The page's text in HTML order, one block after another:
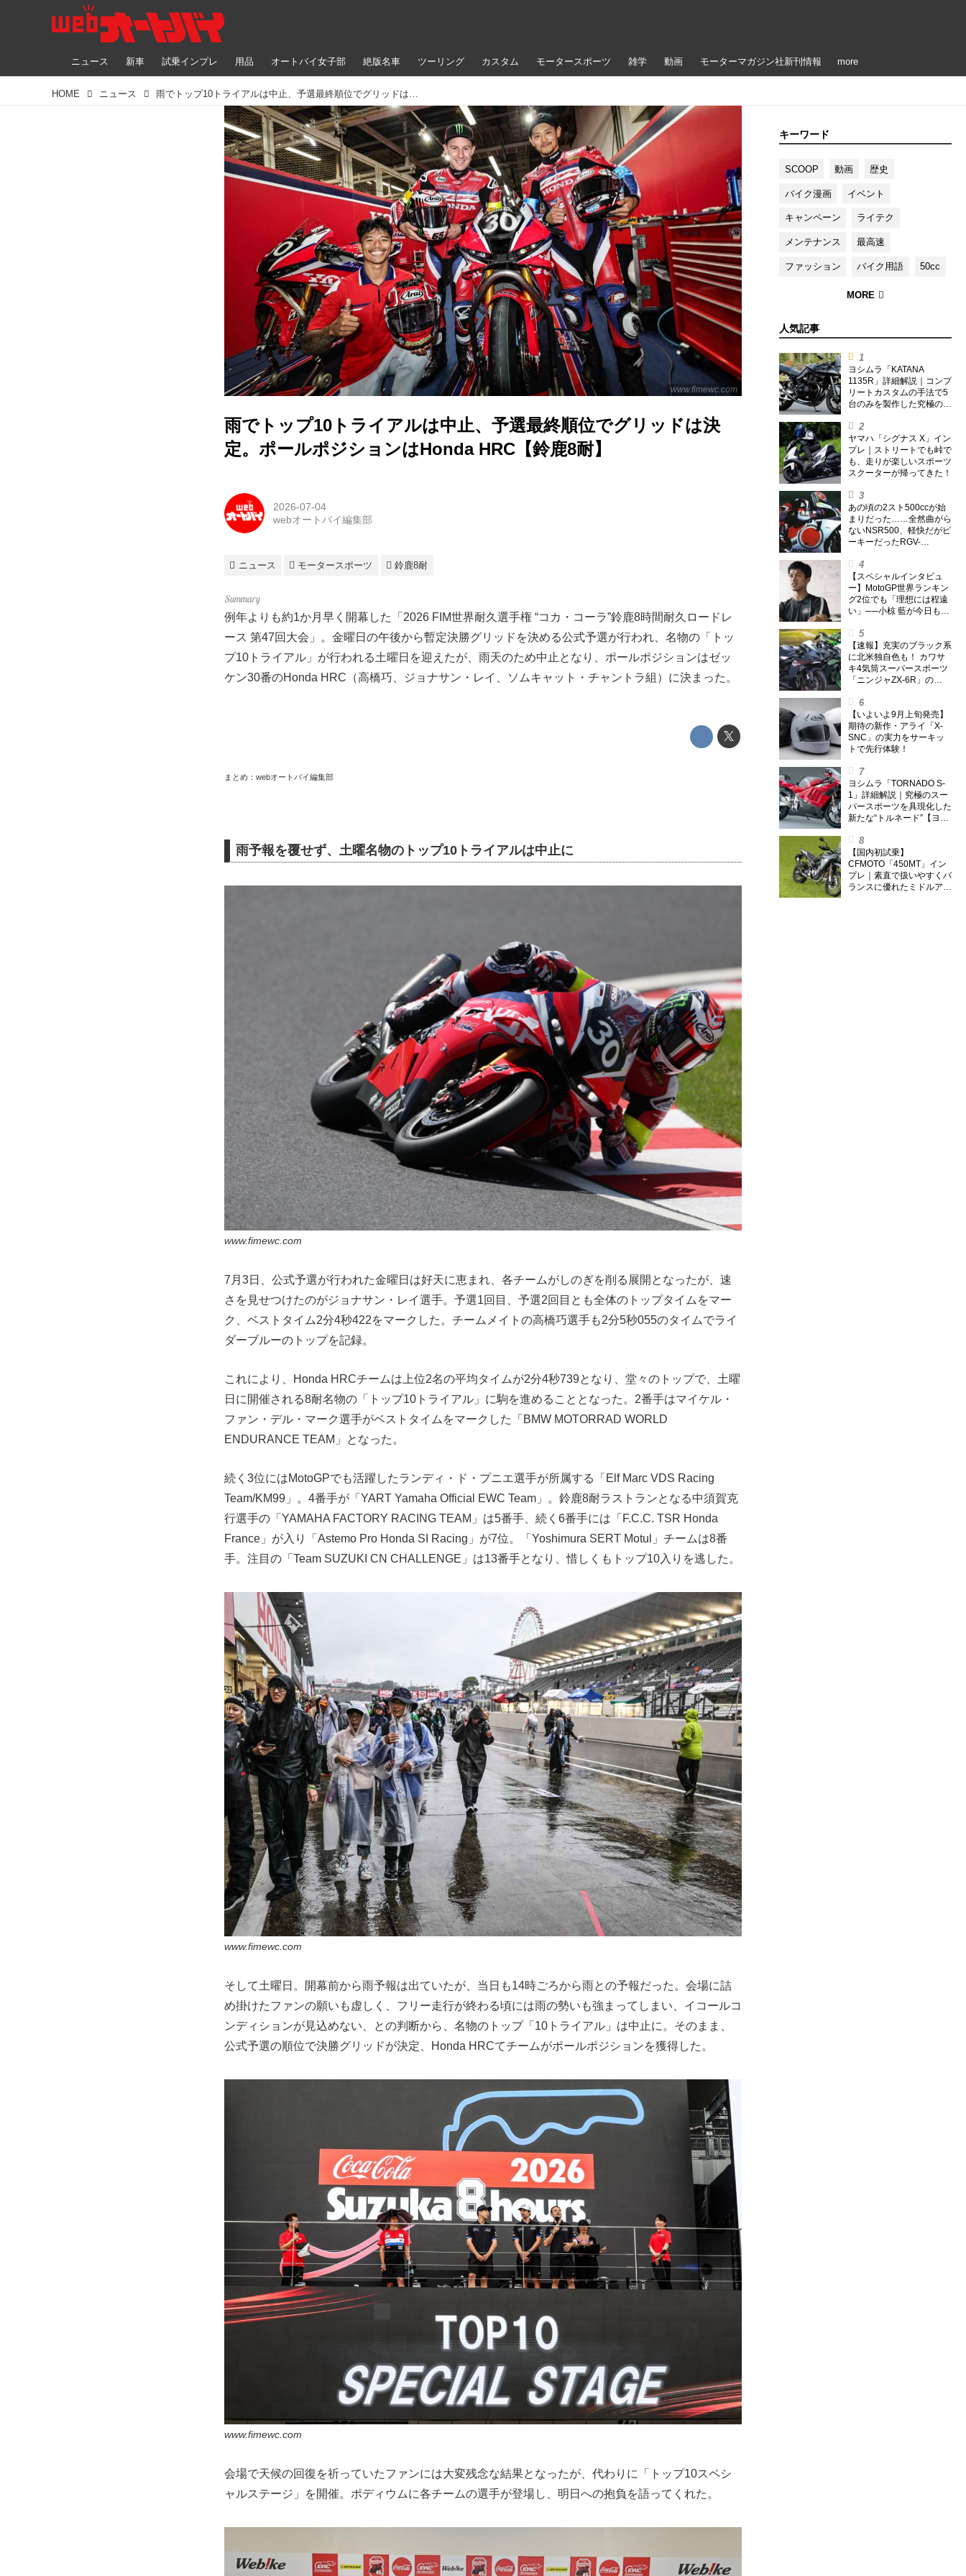
ニュース 新車 試乗インプレ 用品 オートバイ女子部 絶版名車 ツーリング カスタム モータースポーツ 雑学 動画 モーターマガジン社新刊情報 more
HOME ニュース 雨でトップ10トライアルは中止、予選最終順位でグリッドは決定。ポールポジションはHonda HRC【鈴鹿8耐】
www.fimewc.com
雨でトップ10トライアルは中止、予選最終順位でグリッドは決
定。ポールポジションはHonda HRC【鈴鹿8耐】
キーワード
SCOOP 動画 歴史
バイク漫画 イベント
キャンペーン ライテク
メンテナンス 最高速
ファッション バイク用語 50cc
人気記事
ヨシムラ「KATANA
1135R」詳細解説｜コンプ
リートカスタムの手法で5
台のみを製作した究極の銘
ヤマハ「シグナス X」イン
プレ｜ストリートでも峠で
も、走りが楽しいスポーツ
スクーターが帰ってきた！
あの頃の2スト500ccが始
まりだった……全然曲がら
ないNSR500、軽快だがピ
ーキーだったRGV-
(アオキマニアックレーシ
ング) Vol.1】
【スペシャルインタビュ
ー】MotoGP世界ランキン
グ2位でも「理想には程遠
い」──小椋 藍が今日も走
【速報】充実のブラック系
に北米独自色も！ カワサ
キ4気筒スーパースポーツ
「ニンジャZX-6R」の
筒ニンジャも出たよ【海
外】
【いよいよ9月上旬発売】
期待の新作・アライ「X-
SNC」の実力をサーキッ
トで先行体験！
ヨシムラ「TORNADO S-
1」詳細解説｜究極のスー
パースポーツを具現化した
新たな“トルネード”【ヨシ
【国内初試乗】
CFMOTO「450MT」イン
プレ｜素直で扱いやすくバ
ランスに優れたミドルアド
2026-07-04
webオートバイ編集部
ニュース モータースポーツ 鈴鹿8耐
例年よりも約1か月早く開幕した「2026 FIM世界耐久選手権 “コカ・コーラ”鈴鹿8時間耐久ロードレ
ース 第47回大会」。金曜日の午後から暫定決勝グリッドを決める公式予選が行われ、名物の「トッ
プ10トライアル」が行われる土曜日を迎えたが、雨天のため中止となり、ポールポジションはゼッ
ケン30番のHonda HRC（高橋巧、ジョナサン・レイ、ソムキャット・チャントラ組）に決まった。
まとめ：webオートバイ編集部
雨予報を覆せず、土曜名物のトップ10トライアルは中止に
www.fimewc.com
7月3日、公式予選が行われた金曜日は好天に恵まれ、各チームがしのぎを削る展開となったが、速
さを見せつけたのがジョナサン・レイ選手。予選1回目、予選2回目とも全体のトップタイムをマー
ク、ベストタイム2分4秒422をマークした。チームメイトの高橋巧選手も2分5秒055のタイムでライ
ダーブルーのトップを記録。
これにより、Honda HRCチームは上位2名の平均タイムが2分4秒739となり、堂々のトップで、土曜
日に開催される8耐名物の「トップ10トライアル」に駒を進めることとなった。2番手はマイケル・
ファン・デル・マーク選手がベストタイムをマークした「BMW MOTORRAD WORLD
ENDURANCE TEAM」となった。
続く3位にはMotoGPでも活躍したランディ・ド・プニエ選手が所属する「Elf Marc VDS Racing
Team/KM99」。4番手が「YART Yamaha Official EWC Team」。鈴鹿8耐ラストランとなる中須賀克
行選手の「YAMAHA FACTORY RACING TEAM」は5番手、続く6番手には「F.C.C. TSR Honda
France」が入り「Astemo Pro Honda SI Racing」が7位。「Yoshimura SERT Motul」チームは8番
手。注目の「Team SUZUKI CN CHALLENGE」は13番手となり、惜しくもトップ10入りを逃した。
www.fimewc.com
そして土曜日。開幕前から雨予報は出ていたが、当日も14時ごろから雨との予報だった。会場に詰
め掛けたファンの願いも虚しく、フリー走行が終わる頃には雨の勢いも強まってしまい、イコールコ
ンディションが見込めない、との判断から、名物のトップ「10トライアル」は中止に。そのまま、
公式予選の順位で決勝グリッドが決定、Honda HRCてチームがポールポジションを獲得した。
www.fimewc.com
会場で天候の回復を祈っていたファンには大変残念な結果となったが、代わりに「トップ10スペシ
ャルステージ」を開催。ポディウムに各チームの選手が登場し、明日への抱負を語ってくれた。